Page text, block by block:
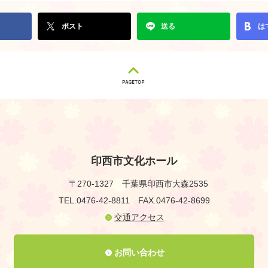
ポスト 送る は
印西市文化ホール
〒270-1327 千葉県印西市大森2535
TEL.0476-42-8811 FAX.0476-42-8699
交通アクセス
お問い合わせ